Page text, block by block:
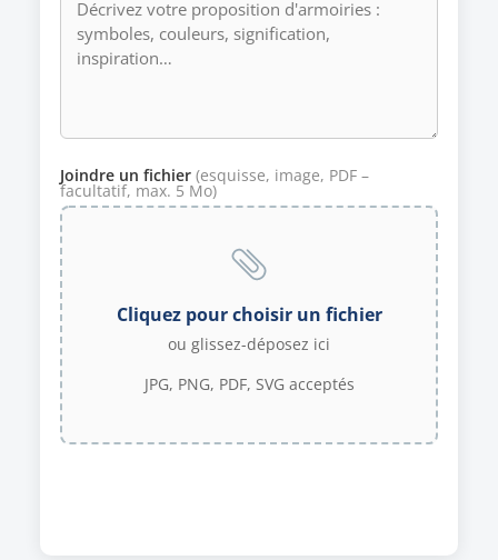
Joindre un fichier (esquisse, image, PDF –
facultatif, max. 5 Mo)
Cliquez pour choisir un fichier
ou glissez-déposez ici
JPG, PNG, PDF, SVG acceptés